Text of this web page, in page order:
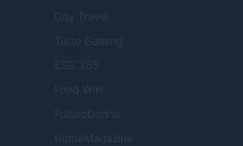
Day Travel
Tutto Gaming
ESG 365
Food Wiki
FuturoDonna
HomeMagazine